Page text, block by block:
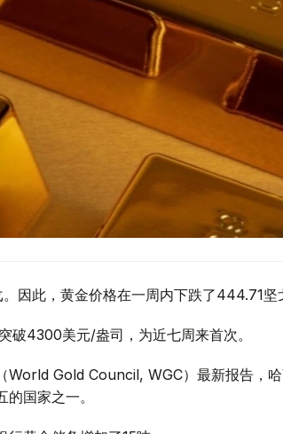
因此，黄金价格在一周内下跌了444.71坚
破4300美元/盎司，为近七周来首次。
World Gold Council, WGC）最新报告，
国家之一。